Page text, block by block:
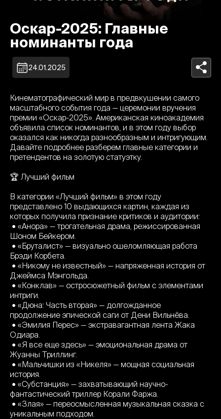
Оскар-2025: Главные
номинанты года
24.01.2025
Кинематографический мир в предвкушении самого
масштабного события года — церемонии вручения
премии «Оскар-2025». Американская киноакадемия
объявила список номинантов, и в этом году выбор
оказался как никогда разнообразным и интригующим.
Давайте подробнее разберем главные категории и
претендентов на золотую статуэтку.
🏆 Лучший фильм
В категории «Лучший фильм» в этом году
представлено 10 выдающихся картин, каждая из
которых получила признание критиков и аудитории:
• «Анора» — трогательная драма, режиссированная
Шоном Бейкером.
• «Бруталист» — визуально ошеломляющая работа
Брэди Корбета.
• «Никому не известный» — напряженная история от
Джеймса Мэнгольда.
• «Конклав» — остросюжетный фильм с элементами
интриги.
• «Дюна: Часть вторая» — долгожданное
продолжение эпической саги от Дени Вильнёва.
• «Эмилия Перес» — экстравагантная лента Жака
Одиара.
• «Я все еще здесь» — эмоциональная драма от
Жуанны Триллинг.
• «Мальчишки из «Никеля» — мощная социальная
история.
• «Субстанция» — захватывающий научно-
фантастический триллер Корали Фаржа.
• «Злая» — переосмысленная музыкальная сказка с
уникальным подходом.